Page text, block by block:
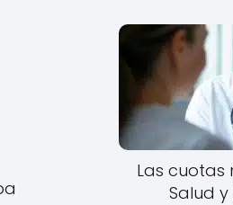
Las
Salud